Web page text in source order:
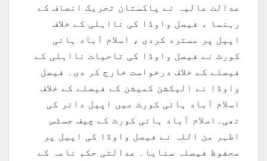
عدالت عالیہ نے پاکستان تحریک انصاف کے
رہنما ء فیصل واوڈا کی نااہلی کے خلاف
اپیل پر مسترد کردی ، اسلام آباد ہائی
کورٹ نے فیصل واوڈا کی تاحیات نااہلی کے
فیصلے کے خلاف درخواست خارج کر دی۔ فیصل
واوڈا نے الیکشن کمیشن کے فیصلے کے خلاف
اسلام آباد ہائی کورٹ میں اپیل دائر کی
تھی۔اسلام آباد ہائی کورٹ کے چیف جسٹس
اطہر من اللہ نے فیصل واوڈا کی اپیل پر
محفوظ فیصلہ سنایا۔ عدالتی حکم نامہ کے